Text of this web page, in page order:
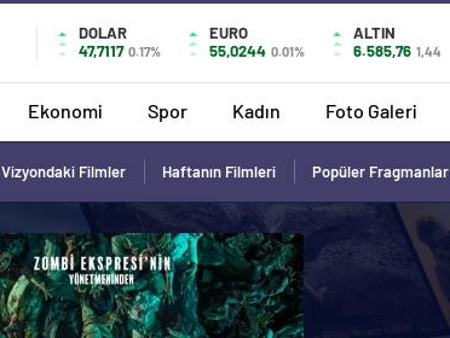
DOLAR
47,7117 0.17%
EURO
55,0244 0.01%
ALTIN
6.585,76 1,44
Ekonomi Spor Kadın Foto Galeri
Vizyondaki Filmler Haftanın Filmleri Popüler Fragmanlar